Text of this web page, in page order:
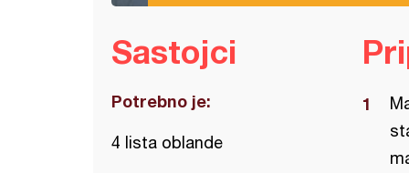
Sastojci
Potrebno je:
4 lista oblande